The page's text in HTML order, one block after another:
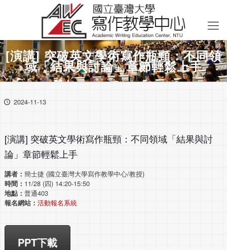
[演講] 突破英文學術寫作瓶頸：不同領
域「結果與討論」章節輕鬆上手
2024-11-13
[演講] 突破英文學術寫作瓶頸：不同領域「結果與討
論」章節輕鬆上手
講者：簡士捷 (國立臺灣大學寫作教學中心/教授)
時間： 11/28 (四) 14:20-15:50
地點：普通403
報名網站：活動報名系統
PPT下載